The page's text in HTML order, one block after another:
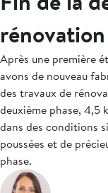
Après une première
avons de nouveau
des travaux de
deuxième phase, 4,5
dans des conditions
poussées et de
phase.